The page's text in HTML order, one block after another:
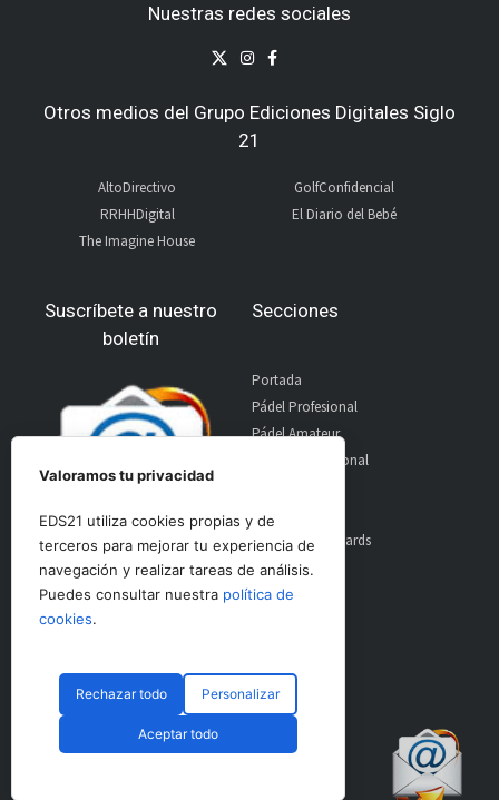
Nuestras redes sociales
Otros medios del Grupo Ediciones Digitales Siglo
21
AltoDirectivo
RRHHDigital
The Imagine House
GolfConfidencial
El Diario del Bebé
Suscríbete a nuestro
boletín
Secciones
Portada
Pádel Profesional
Pádel Amateur
Pádel Internacional
Material
World Padel Awards
Contacto
Publicidad
© CopyRight 2024 PadelSpain
Valoramos tu privacidad
EDS21 utiliza cookies propias y de
terceros para mejorar tu experiencia de
navegación y realizar tareas de análisis.
Puedes consultar nuestra política de
cookies.
Rechazar todo Personalizar
Aceptar todo